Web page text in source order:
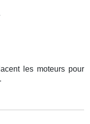
les moteurs pour